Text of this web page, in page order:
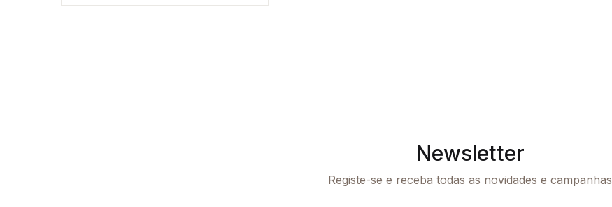
Newsletter
Registe-se e receba todas as novidades e campanhas